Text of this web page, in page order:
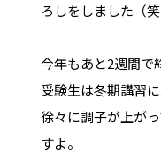
ろしをしました（笑
今年もあと2週間で
受験生は冬期講習
徐々に調子が上が
すよ。